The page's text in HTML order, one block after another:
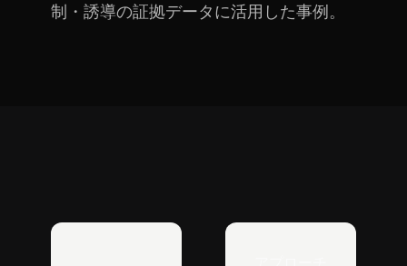
制・誘導の証拠データに活用した事例。